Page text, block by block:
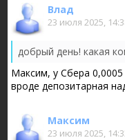
Влад
23 июля 2025,
Максим, у Сбера
вроде депозитарная
Максим
23 июля 2025,